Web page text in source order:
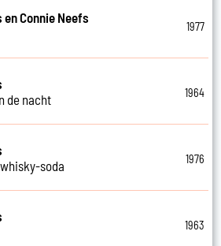
Connie Neefs
1977
de nacht
1964
soda
1976
1963